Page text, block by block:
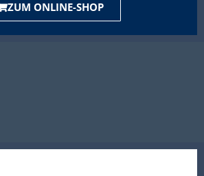
ZUM ONLINE-SHOP